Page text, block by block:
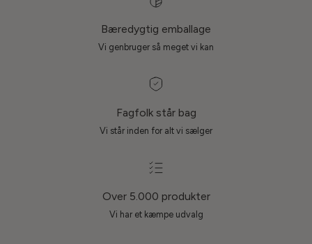
Bæredygtig emballage
Vi genbruger så meget vi kan
Fagfolk står bag
Vi står inden for alt vi sælger
Over 5.000 produkter
Vi har et kæmpe udvalg